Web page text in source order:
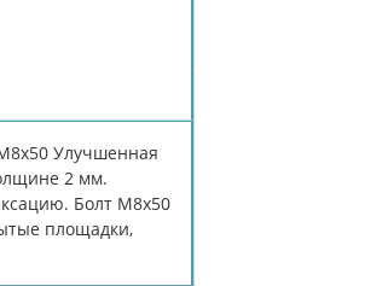
Улучшенная
2 мм.
Болт М8х50
площадки,